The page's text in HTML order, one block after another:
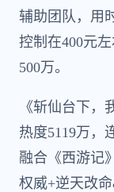
辅助团队，用
控制在400元
500万。
《斩仙台下，
热度5119万，
融合《西游记
权威+逆天改